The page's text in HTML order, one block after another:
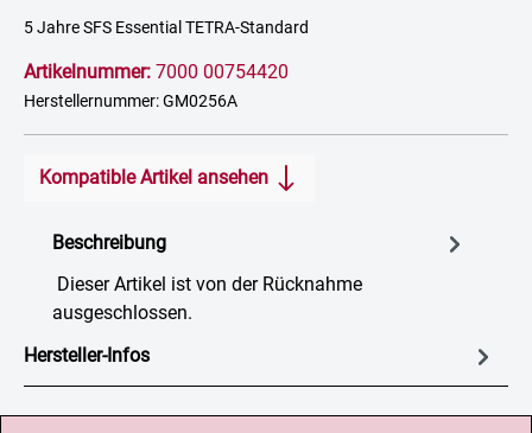
5 Jahre SFS Essential TETRA-Standard
Artikelnummer: 7000 00754420
Herstellernummer: GM0256A
Kompatible Artikel ansehen
Beschreibung
Dieser Artikel ist von der Rücknahme
ausgeschlossen.
Hersteller-Infos